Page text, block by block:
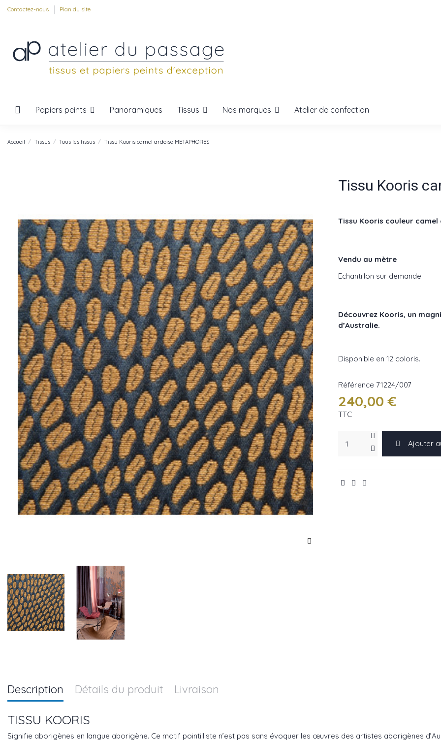
Contactez-nous Plan du site
Papiers peints Panoramiques Tissus Nos marques Atelier de confection
Accueil Tissus Tous les tissus Tissu Kooris camel ardoise METAPHORES
Tissu Kooris
Tissu Kooris couleur
Vendu au mètre
Echantillon sur demande
Découvrez Kooris, un
d’Australie.
Disponible en 12 coloris.
Référence 71224/007
240,00 €
TTC
Ajouter
Description Détails du produit Livraison
TISSU KOORIS
Signifie aborigènes en langue aborigène. Ce motif pointilliste n’est pas sans évoquer les œuvres des artistes aborigènes